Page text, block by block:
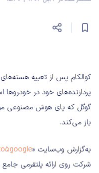
پردازنده‌های خود در خودروها
گوگل که پای هوش مصنوعی
باز می‌کند.
به‌گزارش وب‌سایت «
شرکت روی ارائه پلتفرمی